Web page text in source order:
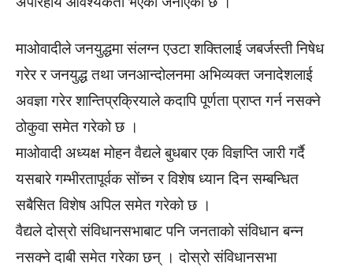
माओवादीले जनयुद्धमा संलग्न एउटा शक्तिलाई जबर्जस्ती निषेध
गरेर र जनयुद्ध तथा जनआन्दोलनमा अभिव्यक्त जनादेशलाई
अवज्ञा गरेर शान्तिप्रक्रियाले कदापि पूर्णता प्राप्त गर्न नसक्ने
ठोकुवा समेत गरेको छ ।
माओवादी अध्यक्ष मोहन वैद्यले बुधबार एक विज्ञप्ति जारी गर्दै
यसबारे गम्भीरतापूर्वक सोंच्न र विशेष ध्यान दिन सम्बन्धित
सबैसित विशेष अपिल समेत गरेको छ ।
वैद्यले दोस्रो संविधानसभाबाट पनि जनताको संविधान बन्न
नसक्ने दाबी समेत गरेका छन् । दोस्रो संविधानसभा